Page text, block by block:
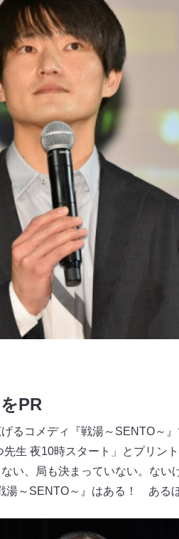
PR
るコメディ『戦湯～SENTO～
生 夜10時スタート」とプリン
い、局も決まっていない。ない
～SENTO～』はある！ ある